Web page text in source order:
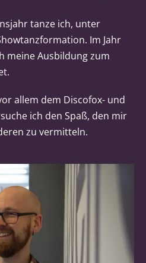
tanze ich, unter
Im Jahr
meine Ausbildung zum
allem dem Discofox- und
ich den Spaß, den mir
zu vermitteln.